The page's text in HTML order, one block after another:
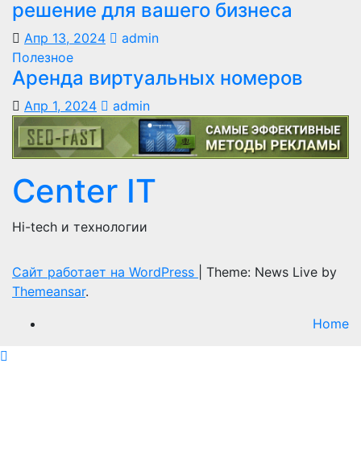
решение для вашего бизнеса
Апр 13, 2024
admin
Полезное
Аренда виртуальных номеров
Апр 1, 2024 admin
Сenter IT
Hi-tech и технологии
Сайт работает на WordPress
Theme: News Live by
Themeansar.
Home